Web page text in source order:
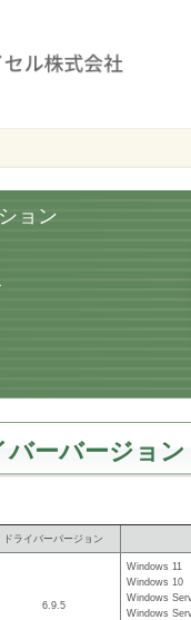
ョン
ーバージョン
ドライバーバージョン
6.9.5
Windows 11
Windows 10
Windows
Windows